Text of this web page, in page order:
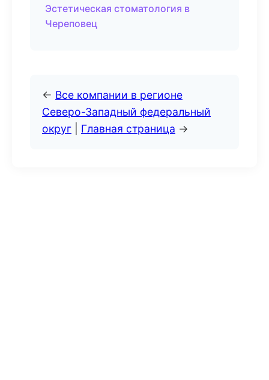
Эстетическая стоматология в
Череповец
← Все компании в регионе
Северо-Западный федеральный
округ
Главная страница →